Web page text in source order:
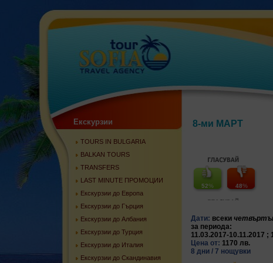
Екскурзии
TOURS IN BULGARIA
BALKAN TOURS
TRANSFERS
LAST MINUTE ПРОМОЦИИ
Екскурзии до Европа
Екскурзии до Гърция
Екскурзии до Албания
Екскурзии до Турция
Екскурзии до Италия
Екскурзии до Скандинавия
8-ми МАРТ
52% 48%
Дати: всеки
за периода:
11.03.2017-10.11.2017 ;
Цена от: 1170 лв.
8 дни / 7 нощувки